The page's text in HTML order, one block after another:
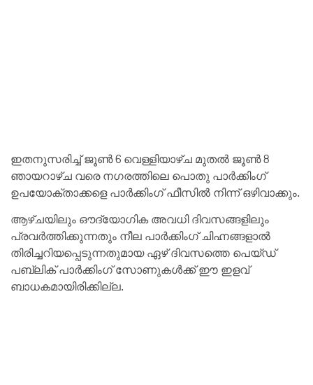
ഇതനുസരിച്ച് ജൂൺ 6 വെള്ളിയാഴ്ച മുതൽ ജൂൺ 8
ഞായറാഴ്ച വരെ നഗരത്തിലെ പൊതു പാർക്കിംഗ്
ഉപയോക്താക്കളെ പാർക്കിംഗ് ഫീസിൽ നിന്ന് ഒഴിവാക്കും.
ആഴ്ചയിലും ഔദ്യോഗിക അവധി ദിവസങ്ങളിലും
പ്രവർത്തിക്കുന്നതും നീല പാർക്കിംഗ് ചിഹ്നങ്ങളാൽ
തിരിച്ചറിയപ്പെടുന്നതുമായ ഏഴ് ദിവസത്തെ പെയ്ഡ്
പബ്ലിക് പാർക്കിംഗ് സോണുകൾക്ക് ഈ ഇളവ്
ബാധകമായിരിക്കില്ല.